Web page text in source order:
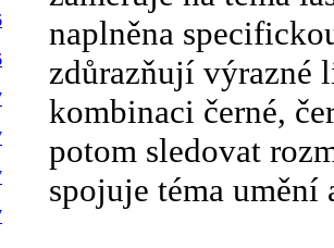
naplněna
zdůrazňují výrazné
kombinaci černé,
potom sledovat
spojuje téma umění